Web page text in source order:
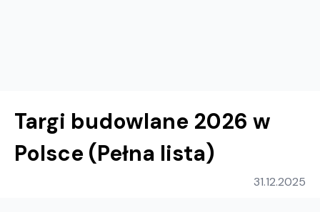
Targi budowlane 2026 w
Polsce (Pełna lista)
31.12.2025